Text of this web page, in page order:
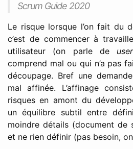
Scrum Guide 2020
Le risque lorsque l’on fait du
c’est de commencer à
utilisateur (on parle de
comprend mal ou qui n’a pas
découpage. Bref une
mal affinée. L’affinage
risques en amont du
un équilibre subtil entre
moindre détails (document de
et ne rien définir (pas besoin,